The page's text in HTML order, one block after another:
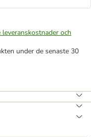
leveranskostnader och
under de senaste 30